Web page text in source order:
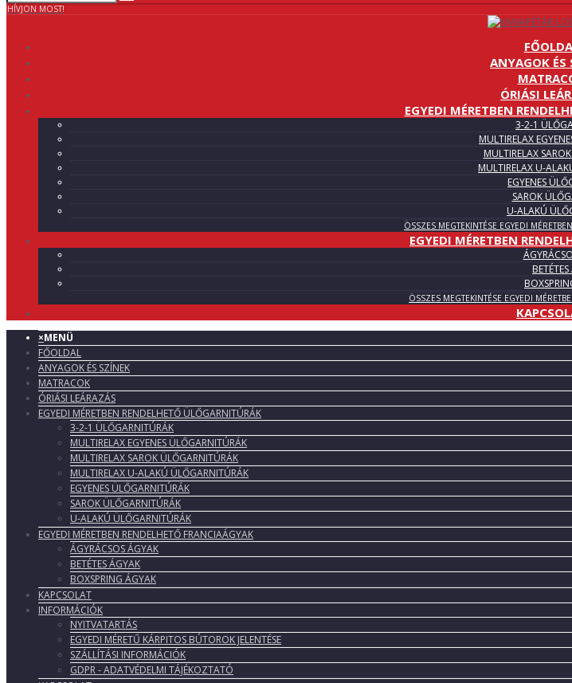
HÍVJON MOST!
ANYAGOK ÉS
ÓRIÁSI
EGYEDI MÉRETBEN
3-2-1
MULTIRELAX
MULTIRELAX
MULTIRELAX U-
EGYENES
SAROK
U-ALAKÚ
ÖSSZES MEGTEKINTÉSE EGYEDI
EGYEDI MÉRETBEN
ÖSSZES MEGTEKINTÉSE EGYEDI
×MENÜ
FŐOLDAL
ANYAGOK ÉS SZÍNEK
MATRACOK
ÓRIÁSI LEÁRAZÁS
EGYEDI MÉRETBEN RENDELHETŐ ÜLŐGARNITÚRÁK
3-2-1 ÜLŐGARNITÚRÁK
MULTIRELAX EGYENES ÜLŐGARNITÚRÁK
MULTIRELAX SAROK ÜLŐGARNITÚRÁK
MULTIRELAX U-ALAKÚ ÜLŐGARNITÚRÁK
EGYENES ÜLŐGARNITÚRÁK
SAROK ÜLŐGARNITÚRÁK
U-ALAKÚ ÜLŐGARNITÚRÁK
EGYEDI MÉRETBEN RENDELHETŐ FRANCIAÁGYAK
ÁGYRÁCSOS ÁGYAK
BETÉTES ÁGYAK
BOXSPRING ÁGYAK
KAPCSOLAT
INFORMÁCIÓK
NYITVATARTÁS
EGYEDI MÉRETŰ KÁRPITOS BÚTOROK JELENTÉSE
SZÁLLÍTÁSI INFORMÁCIÓK
GDPR - ADATVÉDELMI TÁJÉKOZTATÓ